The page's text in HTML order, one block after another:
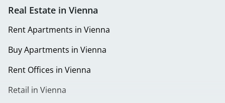
Real Estate in Vienna
Rent Apartments in Vienna
Buy Apartments in Vienna
Rent Offices in Vienna
Retail in Vienna